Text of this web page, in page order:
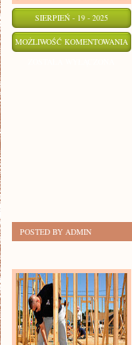
SIERPIEŃ - 19 - 2025
MOŻLIWOŚĆ KOMENTOWANIA
POSTED BY ADMIN